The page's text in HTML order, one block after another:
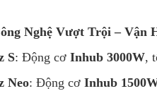
Nghệ Vượt Trội – Vận
S: Động cơ Inhub 3000W,
Neo: Động cơ Inhub